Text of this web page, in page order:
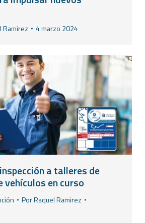
Ramirez 4 marzo 2024
a talleres de
vehículos en curso
PorRaquel Ramirez